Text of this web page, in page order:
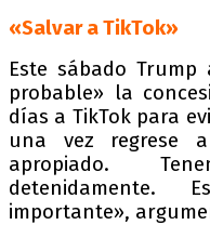
«Salvar a TikTok»
Este sábado
probable» la
días a TikTok para
una vez regrese
apropiado.
importante»,